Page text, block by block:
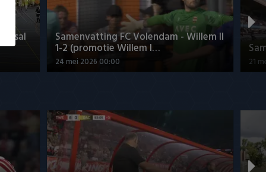
Samenvatting FC Volendam - Willem II
1-2 (promotie Willem I…
24 mei 2026 00:00 21